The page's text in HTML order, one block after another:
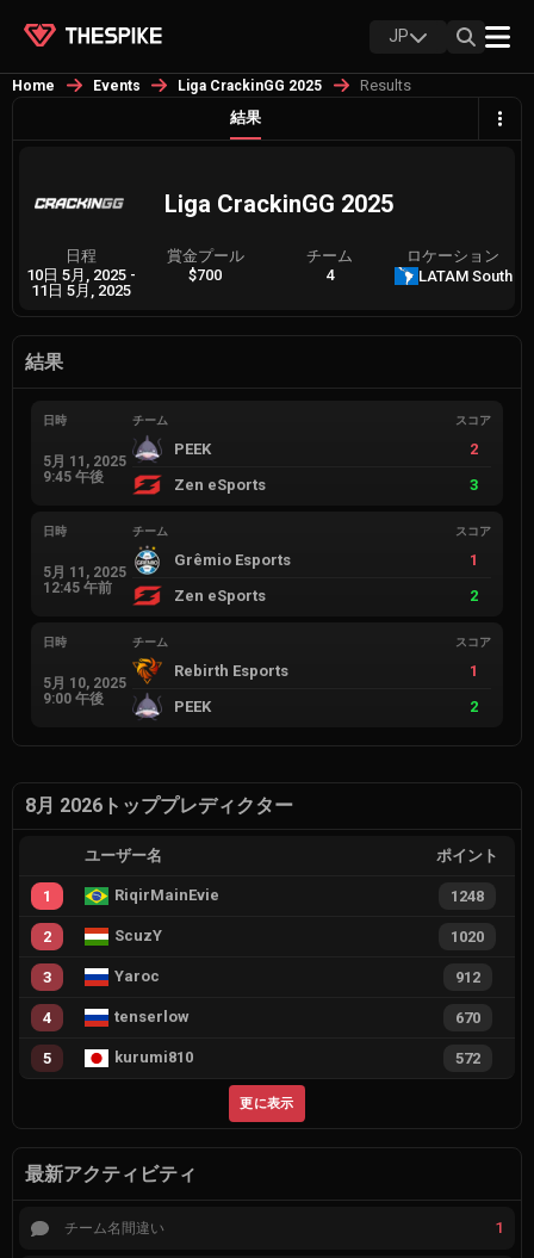
JP
Home Events Liga CrackinGG 2025
Results
結果
Liga CrackinGG 2025
日程
10日 5月, 2025 -
11日 5月, 2025
賞金プール
$700
チーム
4
ロケーション
LATAM South
結果
日時
5月 11, 2025
9:45 午後
チーム スコア
PEEK
2
Zen eSports
3
日時
5月 11, 2025
12:45 午前
チーム スコア
Grêmio Esports
1
Zen eSports
2
日時
5月 10, 2025
9:00 午後
チーム スコア
Rebirth Esports
1
PEEK
2
8月 2026トッププレディクター
ユーザー名 ポイント
1 RiqirMainEvie 1248
2 ScuzY 1020
3 Yaroc 912
4 tenserlow 670
5 kurumi810 572
更に表示
最新アクティビティ
チーム名間違い 1